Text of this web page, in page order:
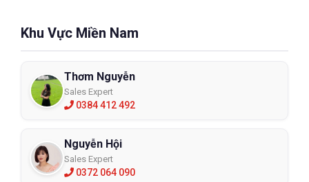
Khu Vực Miền Nam
Thơm Nguyễn
Sales Expert
0384 412 492
Nguyễn Hội
Sales Expert
0372 064 090